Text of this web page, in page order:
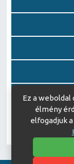
Ez a
élmény
elfogadjuk